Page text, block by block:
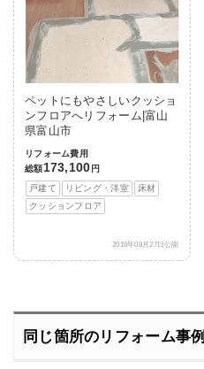
ペットにもやさしいクッショ
ンフロアへリフォーム|富山
県富山市
リフォーム費用
総額173,100 円
戸建て
リビング・洋室
床材
クッションフロア
2016年08月27日公開
同じ箇所のリフォーム事例